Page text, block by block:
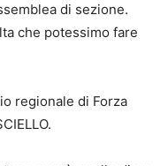
di sezione.
che potessimo fare
regionale di Forza